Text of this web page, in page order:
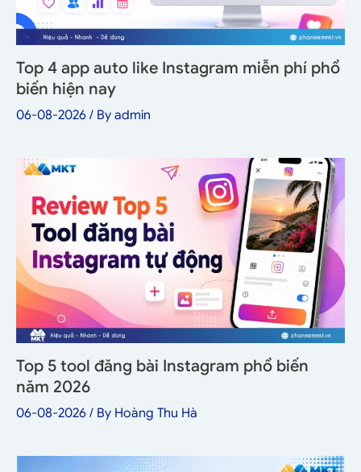
Top 4 app auto like Instagram miễn phí phổ
biến hiện nay
06-08-2026 / By admin
Top 5 tool đăng bài Instagram phổ biến
năm 2026
06-08-2026 / By Hoàng Thu Hà